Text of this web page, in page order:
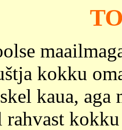
maailmaga
kokku
kaua,
rahvast